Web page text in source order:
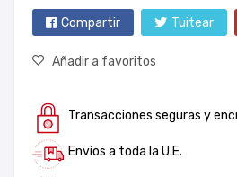
Compartir Tuitear
Añadir a favoritos
Transacciones seguras y
Envíos a toda la U.E.